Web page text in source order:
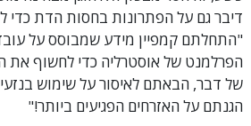
דיבר גם על הפתרונות בחסות הדת כדי
"התחלתם קמפיין מידע שמבוסס על
הפרלמנט של אוסטרליה כדי לחשוף את
של דבר, הבאתם לאיסור על שימוש
הגנתם על האזרחים הפגיעים ביותר!"